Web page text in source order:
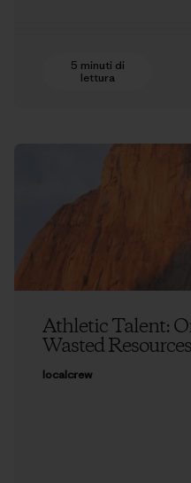
5 minuti di
lettura
Athletic Talent:
Wasted
localcrew